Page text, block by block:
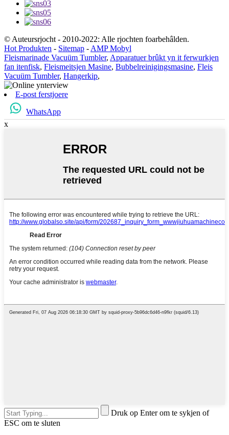
© Auteursrjocht - 2010-2022: Alle rjochten foarbehâlden.
Hot Produkten - Sitemap - AMP Mobyl
Fleismarinade Vacuüm Tumbler, Apparatuer brûkt yn it ferwurkjen
fan itenfisk, Fleismeitsjen Masine, Bubbelreinigingsmasine, Fleis
Vacuüm Tumbler, Hangerkip,
E-post ferstjoere
WhatsApp
x
Druk op Enter om te sykjen of
ESC om te sluten